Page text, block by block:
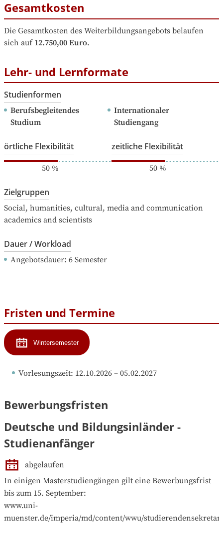
Gesamtkosten
Die Gesamtkosten des Weiterbildungsangebots belaufen
sich auf 12.750,00 Euro.
Lehr- und Lernformate
Studienformen
Berufsbegleitendes
Studium
Internationaler
Studiengang
örtliche Flexibilität
50%
zeitliche Flexibilität
50%
Zielgruppen
Social, humanities, cultural, media and communication
academics and scientists
Dauer / Workload
Angebotsdauer: 6 Semester
Fristen und Termine
Wintersemester
Vorlesungszeit: 12.10.2026 – 05.02.2027
Bewerbungsfristen
Deutsche und Bildungsinländer -
Studienanfänger
abgelaufen
In einigen Masterstudiengängen gilt eine Bewerbungsfrist
bis zum 15. September:
www.uni-
muenster.de/imperia/md/content/wwu/